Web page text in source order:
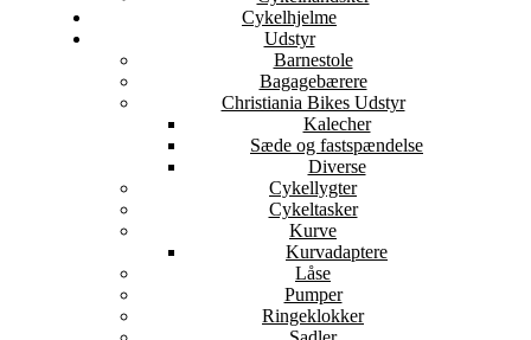
Cykelhjelme
Udstyr
Barnestole
Bagagebærere
Christiania Bikes Udstyr
Kalecher
Sæde og fastspændelse
Diverse
Cykellygter
Cykeltasker
Kurve
Kurvadaptere
Låse
Pumper
Ringeklokker